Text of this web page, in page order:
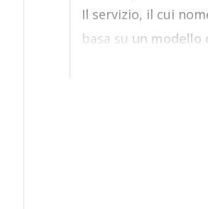
Il servizio, il cui
basa su un modello